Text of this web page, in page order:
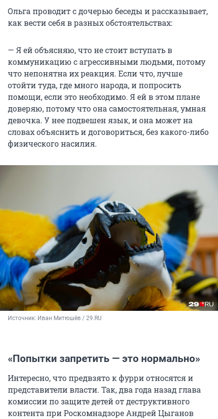
Ольга проводит с дочерью беседы и рассказывает,
как вести себя в разных обстоятельствах:
— Я ей объясняю, что не стоит вступать в
коммуникацию с агрессивными людьми, потому
что непонятна их реакция. Если что, лучше
отойти туда, где много народа, и попросить
помощи, если это необходимо. Я ей в этом плане
доверяю, потому что она самостоятельная, умная
девочка. У нее подвешен язык, и она может на
словах объяснить и договориться, без какого-либо
физического насилия.
Источник: Иван Митюшёв / 29.RU
«Попытки запретить — это нормально»
Интересно, что предвзято к фурри относятся и
представители власти. Так, два года назад глава
комиссии по защите детей от деструктивного
контента при Роскомнадзоре Андрей Цыганов